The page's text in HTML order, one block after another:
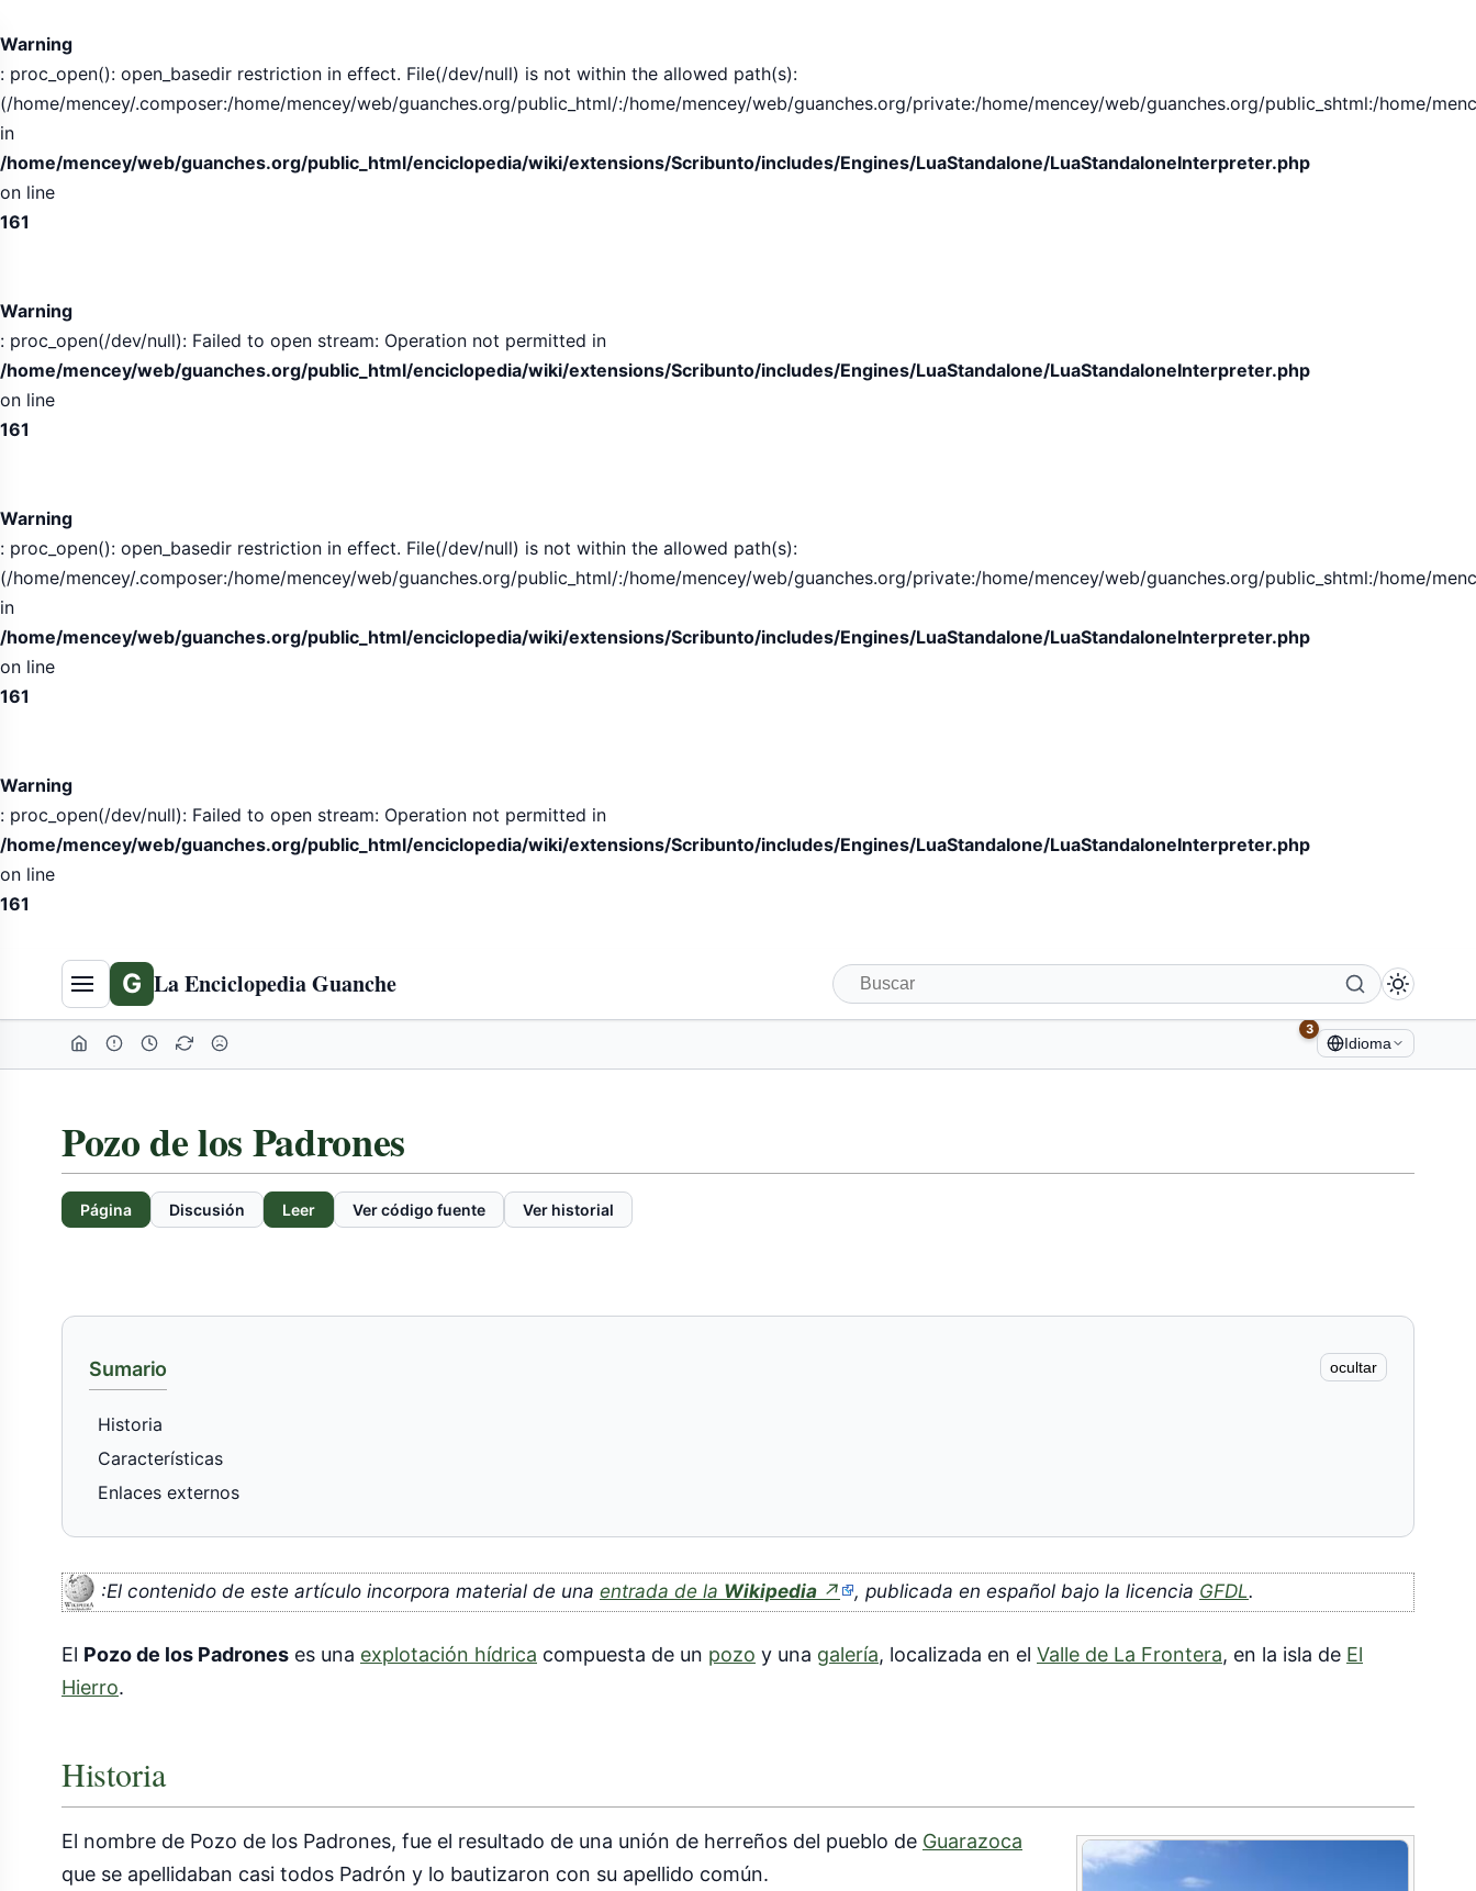
Warning
: proc_open(): open_basedir restriction in effect. File(/dev/null) is not within the allowed path(s):
(/home/mencey/.composer:/home/mencey/web/guanches.org/public_html/:/home/mencey/web/guanches.org/private:/home/mencey/web/guanches.org/public_shtml:/home/
in
/home/mencey/web/guanches.org/public_html/enciclopedia/wiki/extensions/Scribunto/includes/Engines/LuaStandalone/LuaStandaloneInterpreter.php
on line
161
Warning
: proc_open(/dev/null): Failed to open stream: Operation not permitted in
/home/mencey/web/guanches.org/public_html/enciclopedia/wiki/extensions/Scribunto/includes/Engines/LuaStandalone/LuaStandaloneInterpreter.php
on line
161
Warning
: proc_open(): open_basedir restriction in effect. File(/dev/null) is not within the allowed path(s):
(/home/mencey/.composer:/home/mencey/web/guanches.org/public_html/:/home/mencey/web/guanches.org/private:/home/mencey/web/guanches.org/public_shtml:/home/
in
/home/mencey/web/guanches.org/public_html/enciclopedia/wiki/extensions/Scribunto/includes/Engines/LuaStandalone/LuaStandaloneInterpreter.php
on line
161
Warning
: proc_open(/dev/null): Failed to open stream: Operation not permitted in
/home/mencey/web/guanches.org/public_html/enciclopedia/wiki/extensions/Scribunto/includes/Engines/LuaStandalone/LuaStandaloneInterpreter.php
on line
161
G La Enciclopedia Guanche
3
Idioma
Pozo de los Padrones
Página Discusión Leer Ver código fuente Ver historial
Sumario ocultar
Historia
Características
Enlaces externos
:El contenido de este artículo incorpora material de una entrada de la Wikipedia ↗(enlace
, publicada en español bajo la licencia GFDL.
El Pozo de los Padrones es una explotación hídrica compuesta de un pozo y una galería, localizada en el Valle de La Frontera, en la isla de El
Hierro.
Historia
El nombre de Pozo de los Padrones, fue el resultado de una unión de herreños del pueblo de Guarazoca
que se apellidaban casi todos Padrón y lo bautizaron con su apellido común.
de
contenidos
expandida